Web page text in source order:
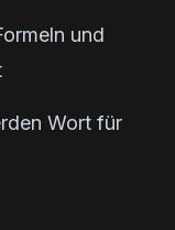
und
Wort für